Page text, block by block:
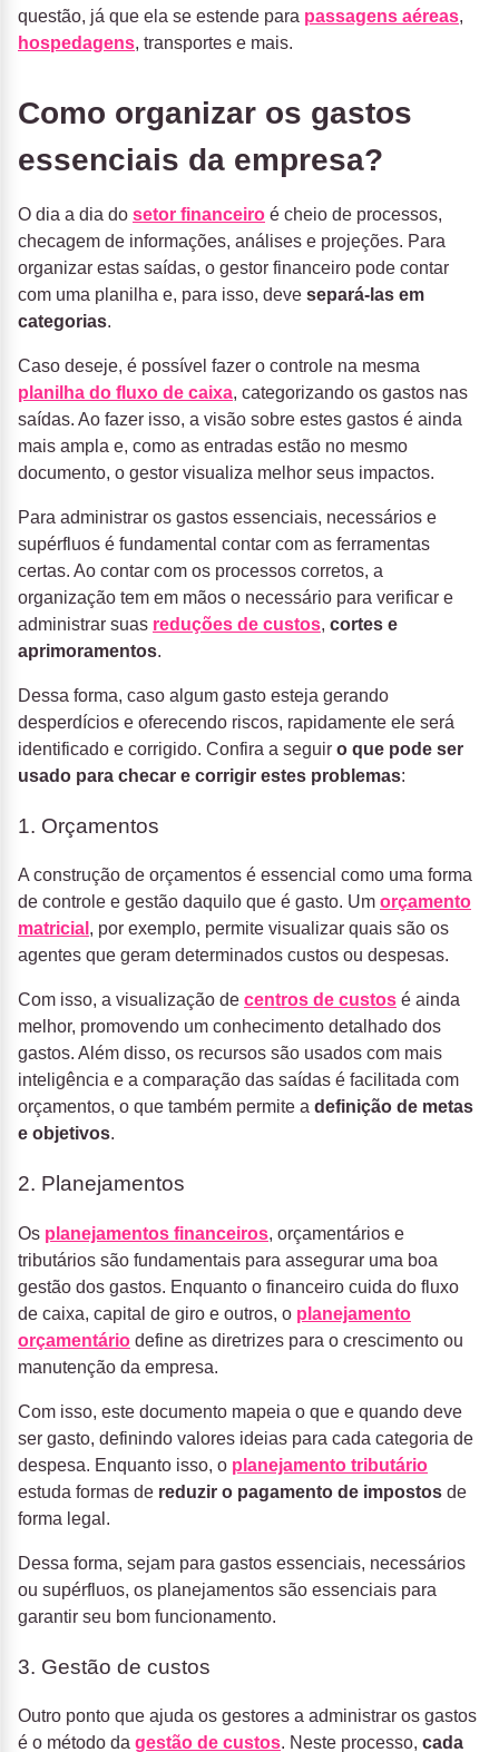
questão, já que ela se estende para passagens aéreas,
hospedagens, transportes e mais.
Como organizar os gastos
essenciais da empresa?
O dia a dia do setor financeiro é cheio de processos,
checagem de informações, análises e projeções. Para
organizar estas saídas, o gestor financeiro pode contar
com uma planilha e, para isso, deve separá-las em
categorias.
Caso deseje, é possível fazer o controle na mesma
planilha do fluxo de caixa, categorizando os gastos nas
saídas. Ao fazer isso, a visão sobre estes gastos é ainda
mais ampla e, como as entradas estão no mesmo
documento, o gestor visualiza melhor seus impactos.
Para administrar os gastos essenciais, necessários e
supérfluos é fundamental contar com as ferramentas
certas. Ao contar com os processos corretos, a
organização tem em mãos o necessário para verificar e
administrar suas reduções de custos, cortes e
aprimoramentos.
Dessa forma, caso algum gasto esteja gerando
desperdícios e oferecendo riscos, rapidamente ele será
identificado e corrigido. Confira a seguir o que pode ser
usado para checar e corrigir estes problemas:
1. Orçamentos
A construção de orçamentos é essencial como uma forma
de controle e gestão daquilo que é gasto. Um orçamento
matricial , por exemplo, permite visualizar quais são os
agentes que geram determinados custos ou despesas.
Com isso, a visualização de centros de custos é ainda
melhor, promovendo um conhecimento detalhado dos
gastos. Além disso, os recursos são usados com mais
inteligência e a comparação das saídas é facilitada com
orçamentos, o que também permite a definição de metas
e objetivos.
2. Planejamentos
Os planejamentos financeiros, orçamentários e
tributários são fundamentais para assegurar uma boa
gestão dos gastos. Enquanto o financeiro cuida do fluxo
de caixa, capital de giro e outros, o planejamento
orçamentário define as diretrizes para o crescimento ou
manutenção da empresa.
Com isso, este documento mapeia o que e quando deve
ser gasto, definindo valores ideias para cada categoria de
despesa. Enquanto isso, o planejamento tributário
estuda formas de reduzir o pagamento de impostos de
forma legal.
Dessa forma, sejam para gastos essenciais, necessários
ou supérfluos, os planejamentos são essenciais para
garantir seu bom funcionamento.
3. Gestão de custos
Outro ponto que ajuda os gestores a administrar os gastos
é o método da gestão de custos. Neste processo, cada